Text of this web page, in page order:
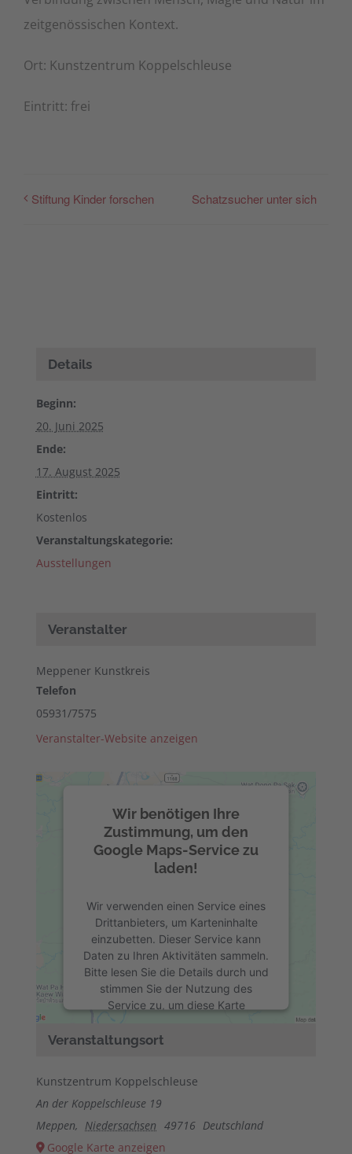
zeitgenössischen Kontext.
Ort: Kunstzentrum Koppelschleuse
Eintritt: frei
Stiftung Kinder forschen Schatzsucher unter sich
Details
Beginn:
20. Juni 2025
Ende:
17. August 2025
Eintritt:
Kostenlos
Veranstaltungskategorie:
Ausstellungen
Veranstalter
Meppener Kunstkreis
Telefon
05931/7575
Veranstalter-Website anzeigen
Veranstaltungsort
Kunstzentrum Koppelschleuse
An der Koppelschleuse 19
Meppen, Niedersachsen 49716 Deutschland
Google Karte anzeigen
Wir benötigen Ihre
Zustimmung, um den
Google Maps-Service zu
laden!
Wir verwenden einen Service eines
Drittanbieters, um Karteninhalte
einzubetten. Dieser Service kann
Daten zu Ihren Aktivitäten sammeln.
Bitte lesen Sie die Details durch und
stimmen Sie der Nutzung des
Service zu, um diese Karte
Akzeptieren
powered byUsercentrics Consent
Management Platform